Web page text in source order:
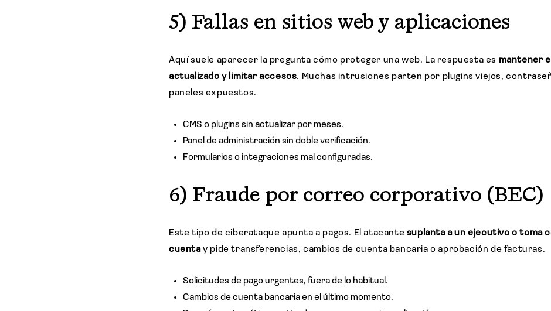
5) Fallas en sitios web y aplicaciones
Aquí suele aparecer la pregunta cómo proteger una web. La respuesta es mantener
actualizado y limitar accesos. Muchas intrusiones parten por plugins viejos,
paneles expuestos.
CMS o plugins sin actualizar por meses.
Panel de administración sin doble verificación.
Formularios o integraciones mal configuradas.
6) Fraude por correo corporativo (BEC)
Este tipo de ciberataque apunta a pagos. El atacante suplanta a un ejecutivo o toma
cuentay pide transferencias, cambios de cuenta bancaria o aprobación de facturas.
Solicitudes de pago urgentes, fuera de lo habitual.
Cambios de cuenta bancaria en el último momento.